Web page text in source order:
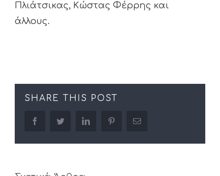
Πλιάτσικας, Κώστας Φέρρης και
άλλους.
SHARE THIS POST
facebooktwitter linkedin pinterestEmail